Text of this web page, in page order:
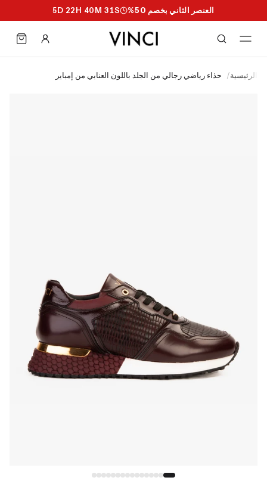
العنصر الثاني بخصم 50% 5D 22H 40M 30S
الرئيسية/ حذاء رياضي رجالي من الجلد باللون العنابي من إمباير